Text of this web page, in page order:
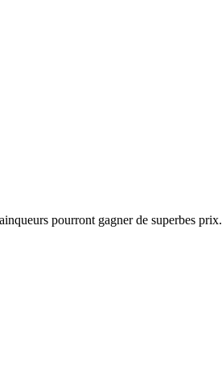
pourront gagner de superbes prix.